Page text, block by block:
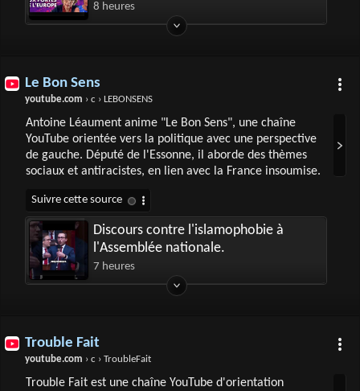
8 heures
Le Bon Sens
youtube.com › c › LEBONSENS
Antoine Léaument anime "Le Bon Sens", une chaîne
YouTube orientée vers la politique avec une perspective
de gauche. Député de l'Essonne, il aborde des thèmes
sociaux et antiracistes, en lien avec la France insoumise.
Discours contre l'islamophobie à
l'Assemblée nationale.
7 heures
Trouble Fait
youtube.com › c › TroubleFait
Trouble Fait est une chaîne YouTube d'orientation